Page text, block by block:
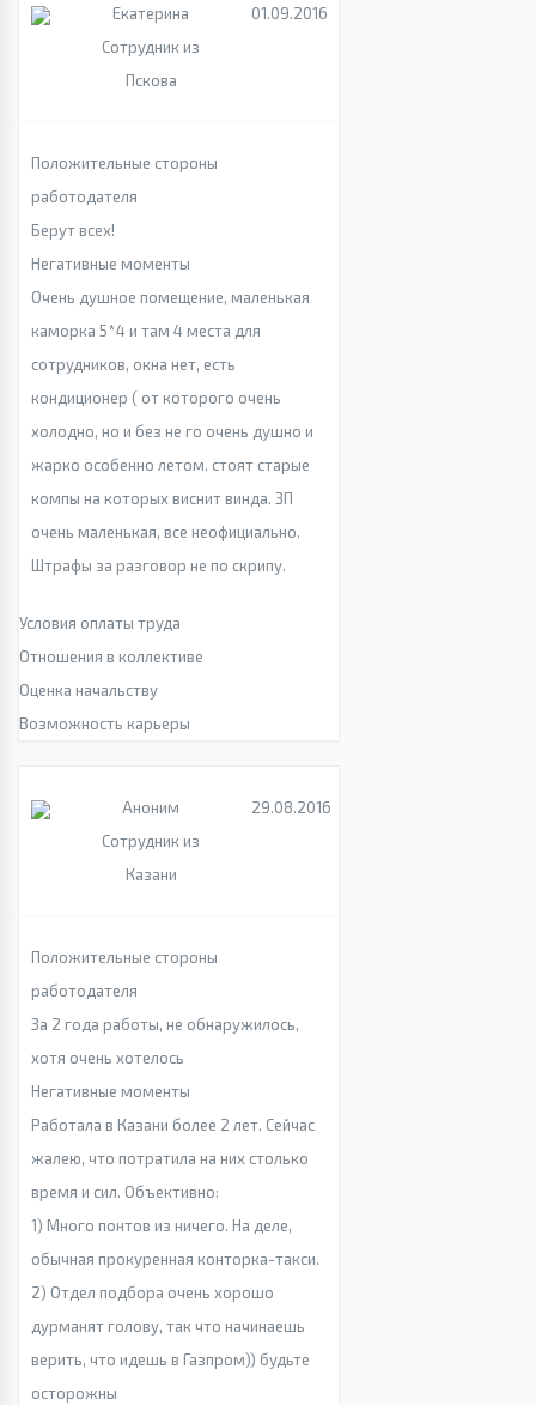
Екатерина
Сотрудник из
Пскова
01.09.2016
Положительные стороны
работодателя
Берут всех!
Негативные моменты
Очень душное помещение, маленькая
каморка 5*4 и там 4 места для
сотрудников, окна нет, есть
кондиционер ( от которого очень
холодно, но и без не го очень душно и
жарко особенно летом. стоят старые
компы на которых виснит винда. ЗП
очень маленькая, все неофициально.
Штрафы за разговор не по скрипу.
Условия оплаты труда
Отношения в коллективе
Оценка начальству
Возможность карьеры
Аноним
Сотрудник из
Казани
29.08.2016
Положительные стороны
работодателя
За 2 года работы, не обнаружилось,
хотя очень хотелось
Негативные моменты
Работала в Казани более 2 лет. Сейчас
жалею, что потратила на них столько
время и сил. Объективно:
1) Много понтов из ничего. На деле,
обычная прокуренная конторка-такси.
2) Отдел подбора очень хорошо
дурманят голову, так что начинаешь
верить, что идешь в Газпром)) будьте
осторожны